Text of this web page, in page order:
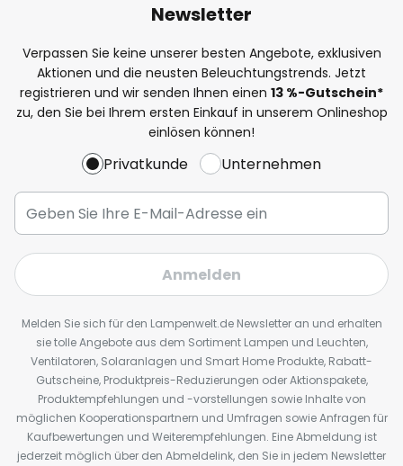
Newsletter
Verpassen Sie keine unserer besten Angebote, exklusiven
Aktionen und die neusten Beleuchtungstrends. Jetzt
registrieren und wir senden Ihnen einen 13 %-Gutschein*
zu, den Sie bei Ihrem ersten Einkauf in unserem Onlineshop
einlösen können!
Privatkunde Unternehmen
Anmelden
Melden Sie sich für den Lampenwelt.de Newsletter an und erhalten
sie tolle Angebote aus dem Sortiment Lampen und Leuchten,
Ventilatoren, Solaranlagen und Smart Home Produkte, Rabatt-
Gutscheine, Produktpreis-Reduzierungen oder Aktionspakete,
Produktempfehlungen und -vorstellungen sowie Inhalte von
möglichen Kooperationspartnern und Umfragen sowie Anfragen für
Kaufbewertungen und Weiterempfehlungen. Eine Abmeldung ist
jederzeit möglich über den Abmeldelink, den Sie in jedem Newsletter